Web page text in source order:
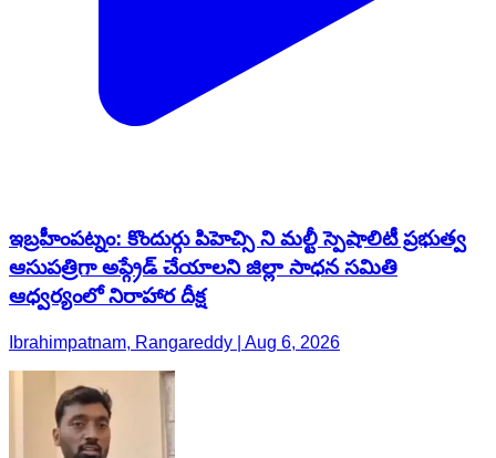
ఇబ్రహీంపట్నం: కొందుర్గు పిహెచ్సి ని మల్టీ స్పెషాలిటీ ప్రభుత్వ
ఆసుపత్రిగా అప్గ్రేడ్ చేయాలని జిల్లా సాధన సమితి
ఆధ్వర్యంలో నిరాహార దీక్ష
Ibrahimpatnam, Rangareddy | Aug 6, 2026